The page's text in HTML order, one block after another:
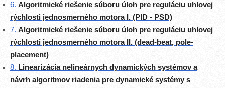
6. Algoritmické riešenie súboru úloh pre reguláciu uhlovej
rýchlosti jednosmerného motora I. (PID - PSD)
7. Algoritmické riešenie súboru úloh pre reguláciu uhlovej
rýchlosti jednosmerného motora II. (dead-beat, pole-
placement)
8. Linearizácia nelineárnych dynamických systémov a
návrh algoritmov riadenia pre dynamické systémy s